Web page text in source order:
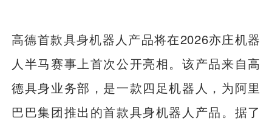
高德首款具身机器人产品将在2026亦庄机器
人半马赛事上首次公开亮相。该产品来自高
德具身业务部，是一款四足机器人，为阿里
巴巴集团推出的首款具身机器人产品。据了